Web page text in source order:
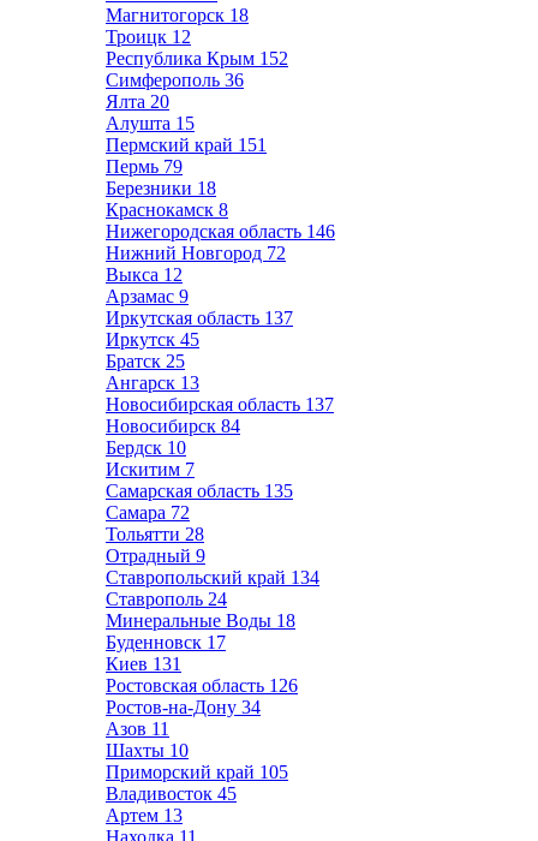
Магнитогорск 18
Троицк 12
Республика Крым 152
Симферополь 36
Ялта 20
Алушта 15
Пермский край 151
Пермь 79
Березники 18
Краснокамск 8
Нижегородская область 146
Нижний Новгород 72
Выкса 12
Арзамас 9
Иркутская область 137
Иркутск 45
Братск 25
Ангарск 13
Новосибирская область 137
Новосибирск 84
Бердск 10
Искитим 7
Самарская область 135
Самара 72
Тольятти 28
Отрадный 9
Ставропольский край 134
Ставрополь 24
Минеральные Воды 18
Буденновск 17
Киев 131
Ростовская область 126
Ростов-на-Дону 34
Азов 11
Шахты 10
Приморский край 105
Владивосток 45
Артем 13
Находка 11